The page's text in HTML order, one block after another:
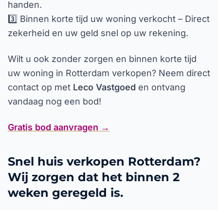
handen.
3️⃣ Binnen korte tijd uw woning verkocht – Direct
zekerheid en uw geld snel op uw rekening.
Wilt u ook zonder zorgen en binnen korte tijd
uw woning in Rotterdam verkopen? Neem direct
contact op met Leco Vastgoed en ontvang
vandaag nog een bod!
Gratis bod aanvragen →
Snel huis verkopen Rotterdam?
Wij zorgen dat het binnen 2
weken geregeld is.